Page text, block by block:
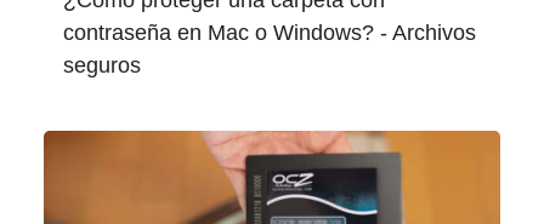
contraseña en Mac o Windows? - Archivos
seguros